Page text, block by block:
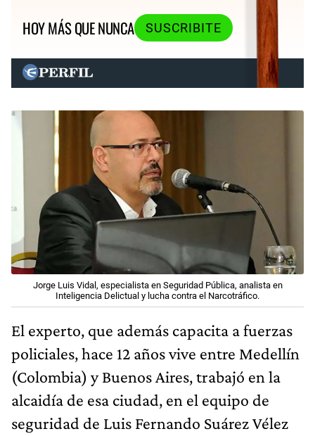
HOY MÁS QUE NUNCA
SUSCRIBITE
Jorge Luis Vidal, especialista en Seguridad Pública, analista en
Inteligencia Delictual y lucha contra el Narcotráfico.
El experto, que además capacita a fuerzas
policiales, hace 12 años vive entre Medellín
(Colombia) y Buenos Aires, trabajó en la
alcaidía de esa ciudad, en el equipo de
seguridad de Luis Fernando Suárez Vélez